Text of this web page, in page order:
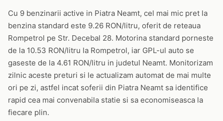
Cu 9 benzinarii active in Piatra Neamt, cel mai mic pret la
benzina standard este 9.26 RON/litru, oferit de reteaua
Rompetrol pe Str. Decebal 28. Motorina standard porneste
de la 10.53 RON/litru la Rompetrol, iar GPL-ul auto se
gaseste de la 4.61 RON/litru in judetul Neamt. Monitorizam
zilnic aceste preturi si le actualizam automat de mai multe
ori pe zi, astfel incat soferii din Piatra Neamt sa identifice
rapid cea mai convenabila statie si sa economiseasca la
fiecare plin.